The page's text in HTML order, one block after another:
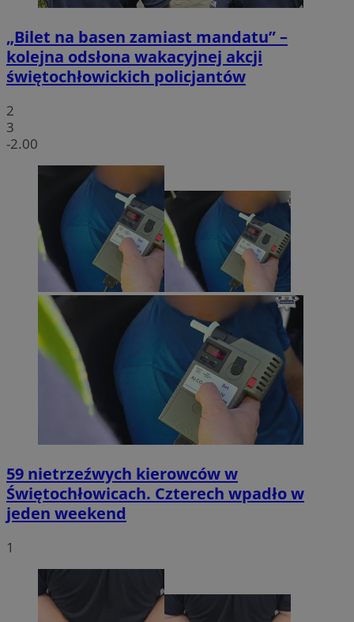
„Bilet na basen zamiast mandatu” –
kolejna odsłona wakacyjnej akcji
świętochłowickich policjantów
2
3
-2.00
59 nietrzeźwych kierowców w
Świętochłowicach. Czterech wpadło w
jeden weekend
1